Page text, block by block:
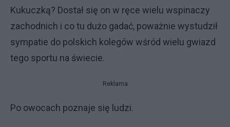
Kukuczką? Dostał się on w ręce wielu wspinaczy
zachodnich i co tu dużo gadać, poważnie wystudził
sympatie do polskich kolegów wśród wielu gwiazd
tego sportu na świecie.
Reklama
Po owocach poznaje się ludzi.